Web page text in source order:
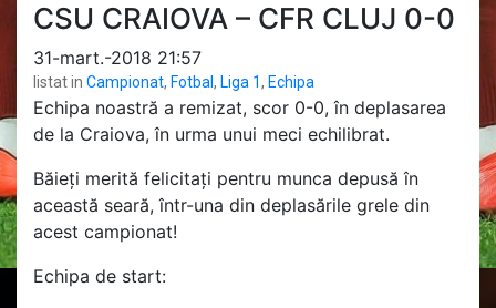
CSU CRAIOVA – CFR CLUJ 0-0
31-mart.-2018 21:57
listat in Campionat, Fotbal , Liga 1, Echipa
Echipa noastră a remizat, scor 0-0, în deplasarea
de la Craiova, în urma unui meci echilibrat.
Băieți merită felicitați pentru munca depusă în
această seară, într-una din deplasările grele din
acest campionat!
Echipa de start: